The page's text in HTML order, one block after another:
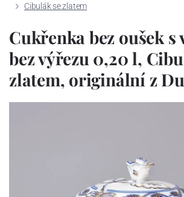
Cibulák se zlatem
Cukřenka bez oušek s
bez výřezu 0,20 l,
zlatem, originální z